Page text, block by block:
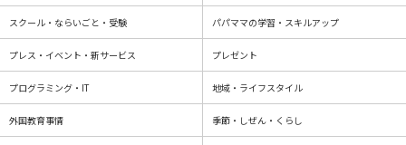
スクール・ならいごと・受験 パパママの学習・スキルアップ
プレス・イベント・新サービス プレゼント
プログラミング・IT 地域・ライフスタイル
外国教育事情 季節・しぜん・くらし